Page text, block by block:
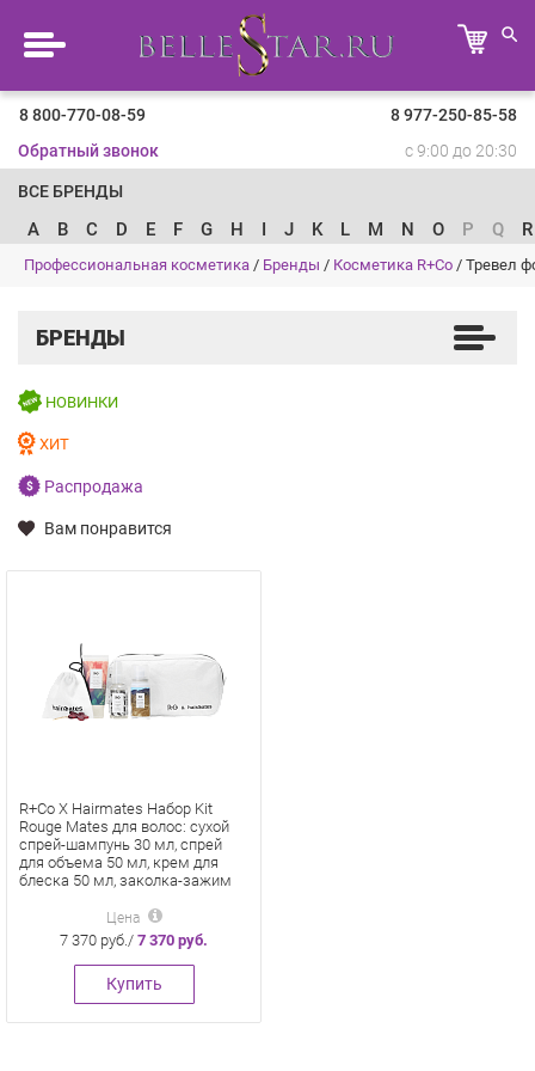
8 800-770-08-59
8 977-250-85-58
Обратный звонок
с 9:00 до 20:30
ВСЕ БРЕНДЫ
A B C D E F G H I J K L M N O P Q R
Профессиональная косметика / Бренды / Косметика R+Co / Тревел
БРЕНДЫ
НОВИНКИ
ХИТ
Распродажа
Вам понравится
R+Co X Hairmates Набор Kit
Rouge Mates для волос: сухой
спрей-шампунь 30 мл, спрей
для объема 50 мл, крем для
блеска 50 мл, заколка-зажим
Цена
7 370 руб./ 7 370 руб.
Купить